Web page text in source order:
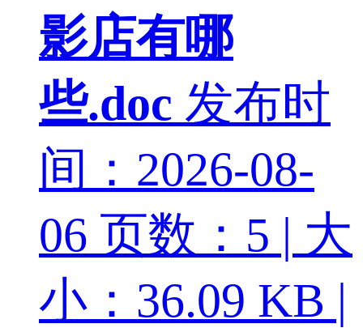
影店有哪
些.doc 发布时
间：2026-08-
06 页数：5 | 大
小：36.09 KB |